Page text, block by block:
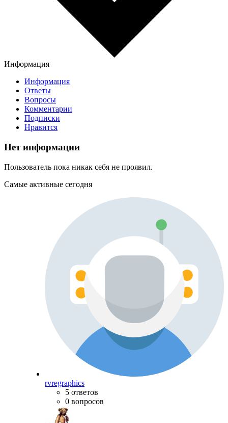
Информация
Информация
Ответы
Вопросы
Комментарии
Подписки
Нравится
Нет информации
Пользователь пока никак себя не проявил.
Самые активные сегодня
rvregraphics
5 ответов
0 вопросов